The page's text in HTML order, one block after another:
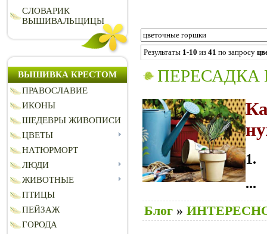
СЛОВАРИК
ВЫШИВАЛЬЩИЦЫ
ВЫШИВКА КРЕСТОМ
ПРАВОСЛАВИЕ
ИКОНЫ
ШЕДЕВРЫ ЖИВОПИСИ
ЦВЕТЫ
НАТЮРМОРТ
ЛЮДИ
ЖИВОТНЫЕ
ПТИЦЫ
ПЕЙЗАЖ
ГОРОДА
Результаты 1-10 из 41 по запросу
...
Блог »